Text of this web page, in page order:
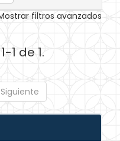
filtros avanzados
1 de 1.
Siguiente